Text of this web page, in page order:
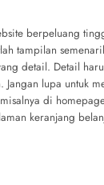
berpeluang
tampilan
detail. Detail
lupa untuk
di
keranjang